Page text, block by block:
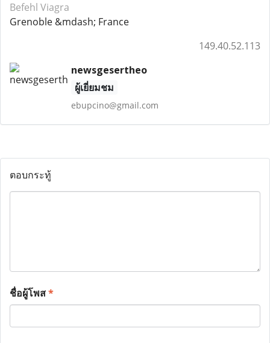
Befehl Viagra
Grenoble &mdash; France
149.40.52.113
newsgesertheo
ผู้เยี่ยมชม
ebupcino@gmail.com
ตอบกระทู้
ชื่อผู้โพส*